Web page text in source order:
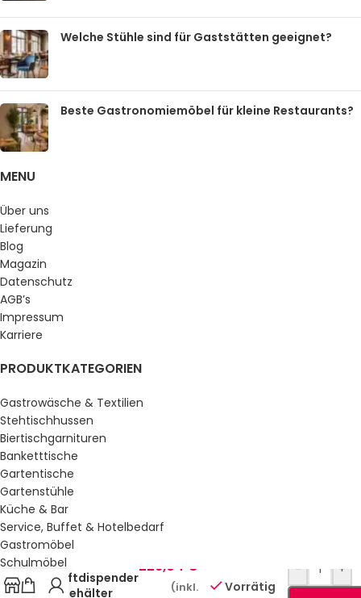
Welche Stühle sind für Gaststätten geeignet?
Beste Gastronomiemöbel für kleine Restaurants?
MENU
Über uns
Lieferung
Blog
Magazin
Datenschutz
AGB’s
Impressum
Karriere
PRODUKTKATEGORIEN
Gastrowäsche & Textilien
Stehtischhussen
Biertischgarnituren
Banketttische
Gartentische
Gartenstühle
Küche & Bar
Service, Buffet & Hotelbedarf
Gastromöbel
Schulmöbel
Sale %
Saftdispender
2 Behälter
226,04 €
(inkl. Vorrätig
- +